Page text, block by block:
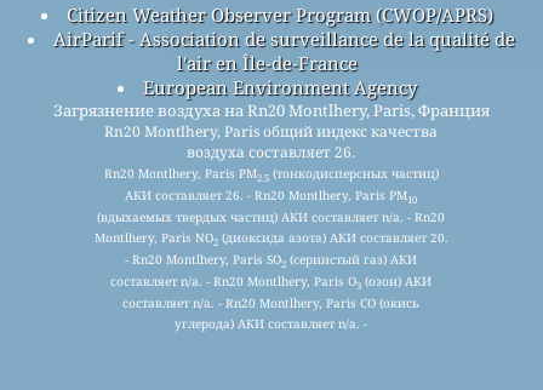
Citizen Weather Observer Program (CWOP/APRS)
AirParif - Association de surveillance de la qualité de
l'air en Île-de-France
European Environment Agency
Загрязнение воздуха на Rn20 Montlhery, Paris, Франция
Rn20 Montlhery, Paris общий индекс качества
воздуха составляет 26.
Rn20 Montlhery, Paris PM2.5(тонкодисперсных частиц)
АКИ составляет 26. - Rn20 Montlhery, Paris PM10
(вдыхаемых твердых частиц) АКИ составляет n/a. - Rn20
Montlhery, Paris NO2(диоксида азота) АКИ составляет 20.
- Rn20 Montlhery, Paris SO2 (сернистый газ) АКИ
составляет n/a. - Rn20 Montlhery, Paris O3 (озон) АКИ
составляет n/a. - Rn20 Montlhery, Paris CO (окись
углерода) АКИ составляет n/a. -